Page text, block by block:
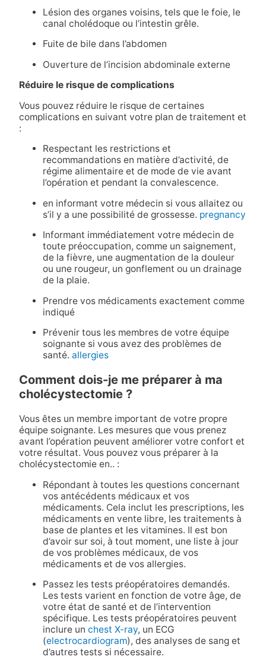
Lésion des organes voisins, tels que le foie, le
canal cholédoque ou l’intestin grêle.
Fuite de bile dans l’abdomen
Ouverture de l’incision abdominale externe
Réduire le risque de complications
Vous pouvez réduire le risque de certaines
complications en suivant votre plan de traitement et
:
Respectant les restrictions et
recommandations en matière d’activité, de
régime alimentaire et de mode de vie avant
l’opération et pendant la convalescence.
en informant votre médecin si vous allaitez ou
s’il y a une possibilité de grossesse. pregnancy
Informant immédiatement votre médecin de
toute préoccupation, comme un saignement,
de la fièvre, une augmentation de la douleur
ou une rougeur, un gonflement ou un drainage
de la plaie.
Prendre vos médicaments exactement comme
indiqué
Prévenir tous les membres de votre équipe
soignante si vous avez des problèmes de
santé. allergies
Comment dois-je me préparer à ma
cholécystectomie ?
Vous êtes un membre important de votre propre
équipe soignante. Les mesures que vous prenez
avant l’opération peuvent améliorer votre confort et
votre résultat. Vous pouvez vous préparer à la
cholécystectomie en.. :
Répondant à toutes les questions concernant
vos antécédents médicaux et vos
médicaments. Cela inclut les prescriptions, les
médicaments en vente libre, les traitements à
base de plantes et les vitamines. Il est bon
d’avoir sur soi, à tout moment, une liste à jour
de vos problèmes médicaux, de vos
médicaments et de vos allergies.
Passez les tests préopératoires demandés.
Les tests varient en fonction de votre âge, de
votre état de santé et de l’intervention
spécifique. Les tests préopératoires peuvent
inclure un chest X-ray, un ECG
(electrocardiogram), des analyses de sang et
d’autres tests si nécessaire.